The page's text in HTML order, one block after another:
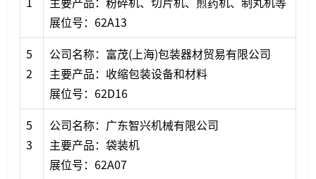
展位号：62A13
5
2
公司名称：富茂(上海)包装器材贸易有限公司
主要产品：收缩包装设备和材料
展位号：62D16
5
3
公司名称：广东智兴机械有限公司
主要产品：袋装机
展位号：62A07